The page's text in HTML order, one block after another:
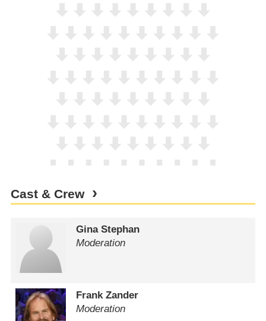
Cast & Crew
Gina Stephan
Moderation
Frank Zander
Moderation